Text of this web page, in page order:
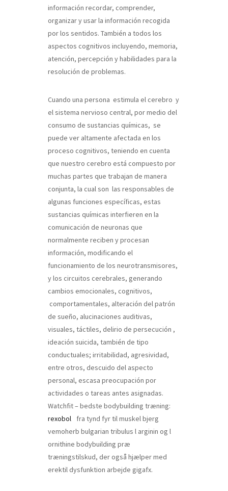
información recordar, comprender,
organizar y usar la información recogida
por los sentidos. También a todos los
aspectos cognitivos incluyendo, memoria,
atención, percepción y habilidades para la
resolución de problemas.
Cuando una persona estimula el cerebro y
el sistema nervioso central, por medio del
consumo de sustancias químicas, se
puede ver altamente afectada en los
proceso cognitivos, teniendo en cuenta
que nuestro cerebro está compuesto por
muchas partes que trabajan de manera
conjunta, la cual son las responsables de
algunas funciones específicas, estas
sustancias químicas interfieren en la
comunicación de neuronas que
normalmente reciben y procesan
información, modificando el
funcionamiento de los neurotransmisores,
y los circuitos cerebrales, generando
cambios emocionales, cognitivos,
comportamentales, alteración del patrón
de sueño, alucinaciones auditivas,
visuales, táctiles, delirio de persecución ,
ideación suicida, también de tipo
conductuales; irritabilidad, agresividad,
entre otros, descuido del aspecto
personal, escasa preocupación por
actividades o tareas antes asignadas.
Watchfit – bedste bodybuilding træning:
fra tynd fyr til muskel bjerg
rexobol
vemoherb bulgarian tribulus l arginin og l
ornithine bodybuilding præ
træningstilskud, der også hjælper med
erektil dysfunktion arbejde gigafx.